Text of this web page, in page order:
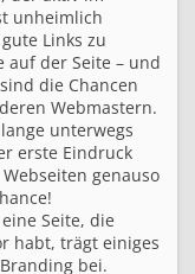
unheimlich
Links zu
auf der Seite – und
die Chancen
Webmastern.
unterwegs
erste Eindruck
genauso
Seite, die
habt, trägt einiges
bei.